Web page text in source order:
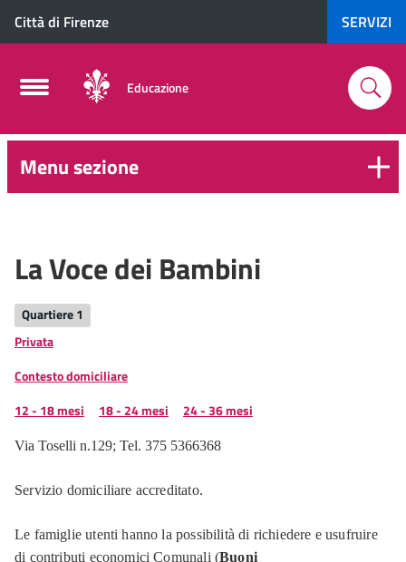
Città di Firenze SERVIZI
Educazione
0-Menu sezione
La Voce dei Bambini
Quartiere 1
Privata
Contesto domiciliare
12 - 18 mesi
18 - 24 mesi 24 - 36 mesi
Via Toselli n.129; Tel. 375 5366368
Servizio domiciliare accreditato.
Le famiglie utenti hanno la possibilità di richiedere e usufruire
di contributi economici Comunali (Buoni